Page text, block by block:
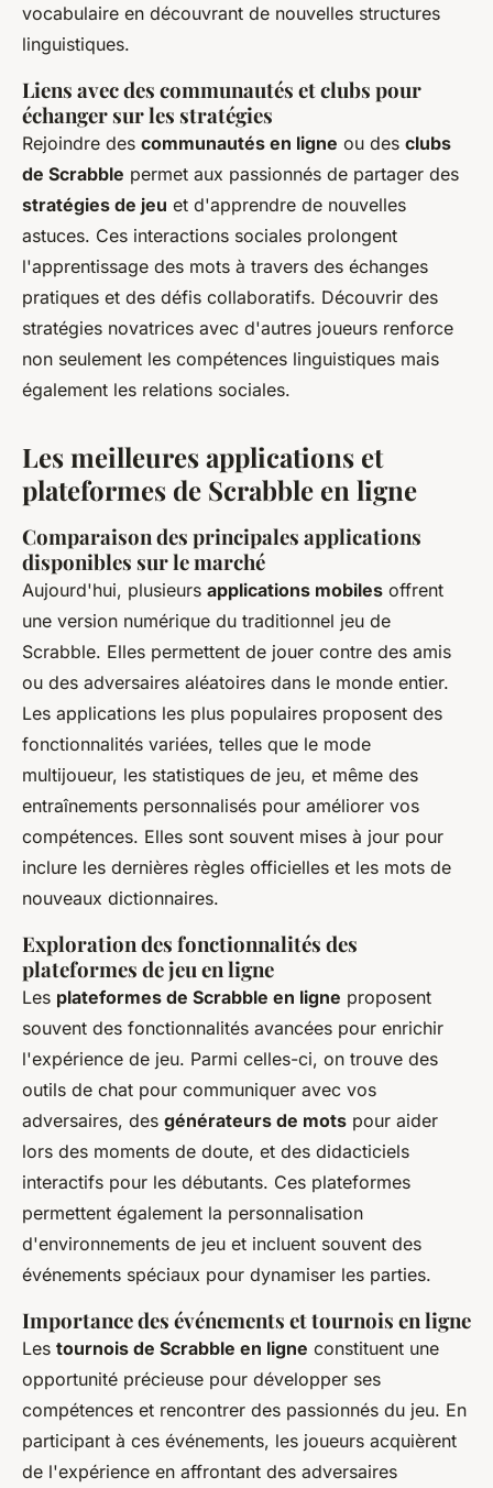
vocabulaire en découvrant de nouvelles structures
linguistiques.
Liens avec des communautés et clubs pour
échanger sur les stratégies
Rejoindre des communautés en ligne ou des clubs
de Scrabble permet aux passionnés de partager des
stratégies de jeu et d'apprendre de nouvelles
astuces. Ces interactions sociales prolongent
l'apprentissage des mots à travers des échanges
pratiques et des défis collaboratifs. Découvrir des
stratégies novatrices avec d'autres joueurs renforce
non seulement les compétences linguistiques mais
également les relations sociales.
Les meilleures applications et
plateformes de Scrabble en ligne
Comparaison des principales applications
disponibles sur le marché
Aujourd'hui, plusieurs applications mobiles offrent
une version numérique du traditionnel jeu de
Scrabble. Elles permettent de jouer contre des amis
ou des adversaires aléatoires dans le monde entier.
Les applications les plus populaires proposent des
fonctionnalités variées, telles que le mode
multijoueur, les statistiques de jeu, et même des
entraînements personnalisés pour améliorer vos
compétences. Elles sont souvent mises à jour pour
inclure les dernières règles officielles et les mots de
nouveaux dictionnaires.
Exploration des fonctionnalités des
plateformes de jeu en ligne
Les plateformes de Scrabble en ligne proposent
souvent des fonctionnalités avancées pour enrichir
l'expérience de jeu. Parmi celles-ci, on trouve des
outils de chat pour communiquer avec vos
adversaires, des générateurs de mots pour aider
lors des moments de doute, et des didacticiels
interactifs pour les débutants. Ces plateformes
permettent également la personnalisation
d'environnements de jeu et incluent souvent des
événements spéciaux pour dynamiser les parties.
Importance des événements et tournois en ligne
Les tournois de Scrabble en ligne constituent une
opportunité précieuse pour développer ses
compétences et rencontrer des passionnés du jeu. En
participant à ces événements, les joueurs acquièrent
de l'expérience en affrontant des adversaires